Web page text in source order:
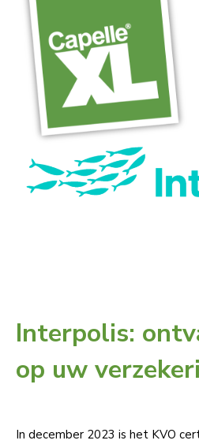
Interpolis:
op uw
In december 2023 is het KVO